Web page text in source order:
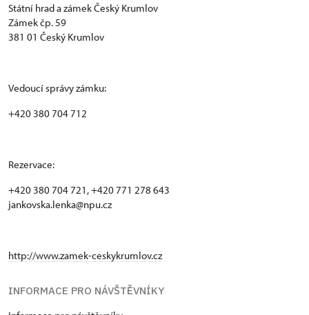
Státní hrad a zámek Český Krumlov
Zámek čp. 59
381 01 Český Krumlov
Vedoucí správy zámku:
+420 380 704 712
Rezervace:
+420 380 704 721, +420 771 278 643
jankovska.lenka@npu.cz
http://www.zamek-ceskykrumlov.cz
INFORMACE PRO NÁVŠTĚVNÍKY